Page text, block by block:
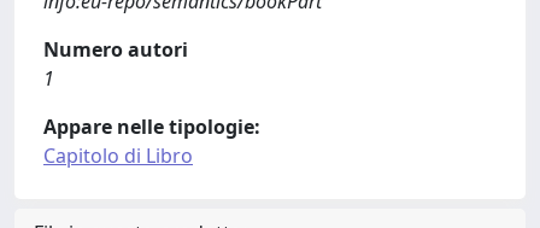
Numero autori
1
Appare nelle tipologie:
Capitolo di Libro